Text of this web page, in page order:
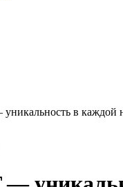
в каждой